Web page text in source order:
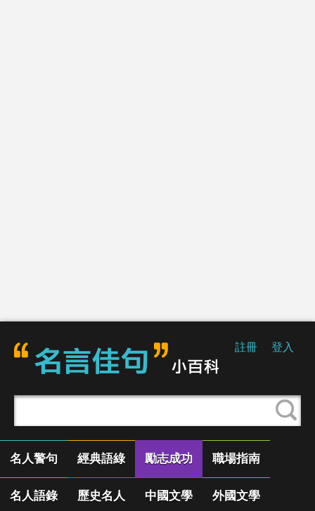
註冊 登入
名人警句 經典語綠 勵志成功 職場指南
名人語錄 歷史名人 中國文學 外國文學